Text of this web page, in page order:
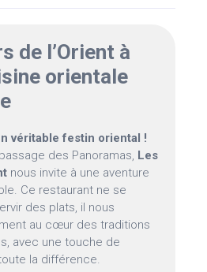
de l’Orient à
orientale
véritable festin oriental !
des Panoramas, Les
nous invite à une aventure
Ce restaurant ne se
des plats, il nous
au cœur des traditions
avec une touche de
la différence.